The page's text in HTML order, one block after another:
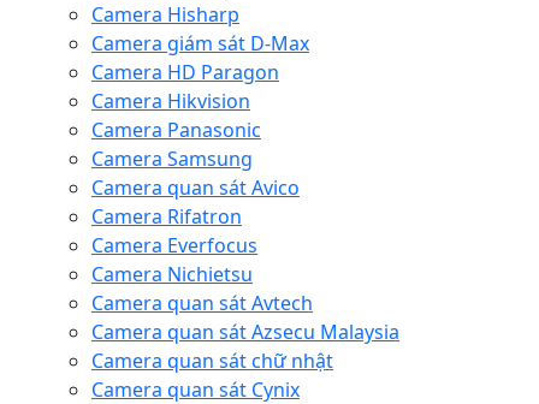
Camera Hisharp
Camera giám sát D-Max
Camera HD Paragon
Camera Hikvision
Camera Panasonic
Camera Samsung
Camera quan sát Avico
Camera Rifatron
Camera Everfocus
Camera Nichietsu
Camera quan sát Avtech
Camera quan sát Azsecu Malaysia
Camera quan sát chữ nhật
Camera quan sát Cynix